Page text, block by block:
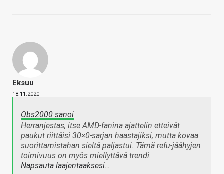
Eksuu
18.11.2020
Obs2000 sanoi
Herranjestas, itse AMD-fanina ajattelin etteivät
paukut riittäisi 30×0-sarjan haastajiksi, mutta kovaa
suorittamistahan sieltä paljastui. Tämä refu-jäähyjen
toimivuus on myös miellyttävä trendi.
Napsauta laajentaaksesi…